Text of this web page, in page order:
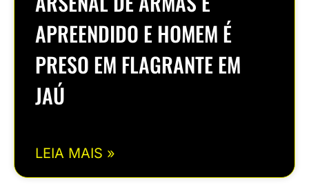
APREENDIDO E HOMEM É
PRESO EM FLAGRANTE EM
JAÚ
LEIA MAIS »